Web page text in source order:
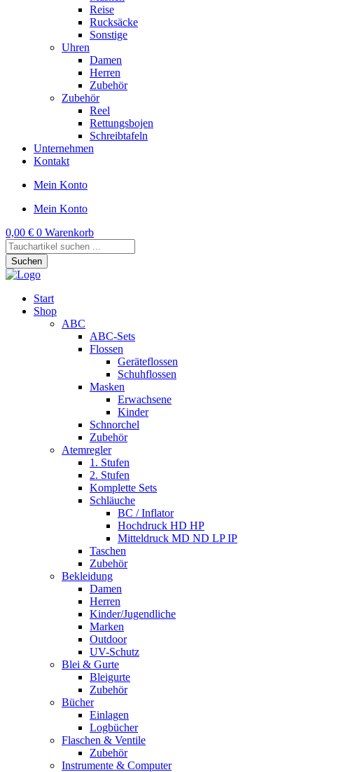
Reise
Rucksäcke
Sonstige
Uhren
Damen
Herren
Zubehör
Zubehör
Reel
Rettungsbojen
Schreibtafeln
Unternehmen
Kontakt
Mein Konto
Mein Konto
0,00 € 0 Warenkorb
Products
search
Suchen
Start
Shop
ABC
ABC-Sets
Flossen
Geräteflossen
Schuhflossen
Masken
Erwachsene
Kinder
Schnorchel
Zubehör
Atemregler
1. Stufen
2. Stufen
Komplette Sets
Schläuche
BC / Inflator
Hochdruck HD HP
Mitteldruck MD ND LP IP
Taschen
Zubehör
Bekleidung
Damen
Herren
Kinder/Jugendliche
Marken
Outdoor
UV-Schutz
Blei & Gurte
Bleigurte
Zubehör
Bücher
Einlagen
Logbücher
Flaschen & Ventile
Zubehör
Instrumente & Computer